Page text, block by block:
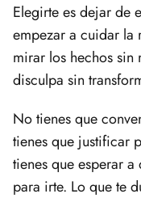
Elegirte es dejar de
empezar a cuidar la
mirar los hechos sin
disculpa sin
No tienes que
tienes que justificar
tienes que esperar a
para irte. Lo que te